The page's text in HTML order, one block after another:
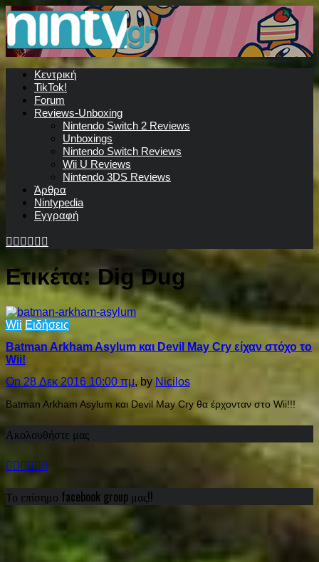
Κεντρική
TikTok!
Forum
Reviews-Unboxing
Nintendo Switch 2 Reviews
Unboxings
Nintendo Switch Reviews
Wii U Reviews
Nintendo 3DS Reviews
Άρθρα
Nintypedia
Εγγραφή
Ετικέτα:Dig Dug
Wii Ειδήσεις
Batman Arkham Asylum και Devil May Cry είχαν στόχο το
Wii!
On 28 Δεκ 2016 10:00 πμ, by Nicilos
Batman Arkham Asylum και Devil May Cry θα έρχονταν στο Wii!!!
Ακολουθήστε μας
Το επίσημο facebook group μας!!